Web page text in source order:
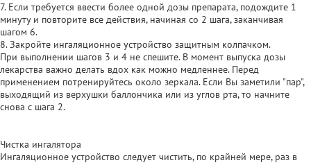
7. Если требуется ввести более одной дозы препарата, подождите 1
минуту и повторите все действия, начиная со 2 шага, заканчивая
шагом 6.
8. Закройте ингаляционное устройство защитным колпачком.
При выполнении шагов 3 и 4 не спешите. В момент выпуска дозы
лекарства важно делать вдох как можно медленнее. Перед
применением потренируйтесь около зеркала. Если Вы заметили "пар",
выходящий из верхушки баллончика или из углов рта, то начните
снова с шага 2.
Чистка ингалятора
Ингаляционное устройство следует чистить, по крайней мере, раз в